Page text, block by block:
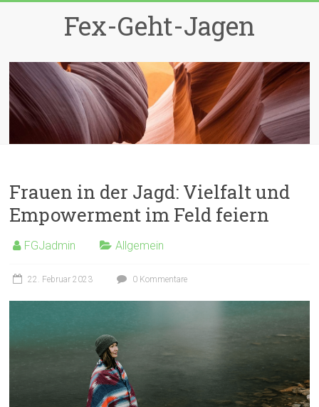
Fex-Geht-Jagen
Frauen in der Jagd: Vielfalt und
Empowerment im Feld feiern
FGJadmin Allgemein
22. Februar 2023 0 Kommentare